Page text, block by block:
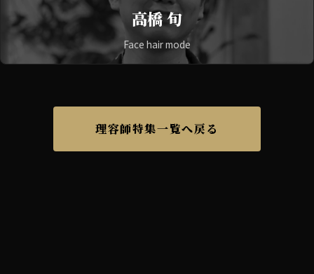
高橋 旬
Face hair mode
理容師特集一覧へ戻る